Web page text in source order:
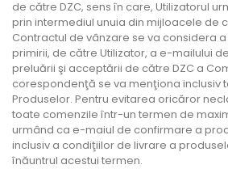
de către DZC, sens în care, Utilizatorul
prin intermediul unuia din mijloacele de
Contractul de vânzare se va considera
primirii, de către Utilizator, a e-mailului
preluării şi acceptării de către DZC a
corespondenţă se va menţiona inclusiv
Produselor. Pentru evitarea oricăror
toate comenzile într-un termen de
urmând ca e-maiul de confirmare a
inclusiv a condiţiilor de livrare a
înăuntrul acestui termen.